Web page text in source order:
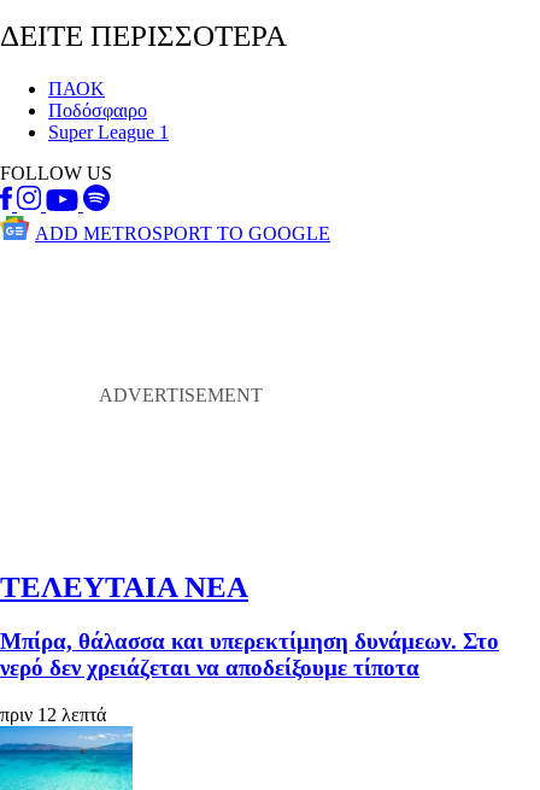
ΔΕΙΤΕ ΠΕΡΙΣΣΟΤΕΡΑ
ΠΑΟΚ
Ποδόσφαιρο
Super League 1
FOLLOW US
ADD METROSPORT TO GOOGLE
ΤΕΛΕΥΤΑΙΑ ΝΕΑ
Μπίρα, θάλασσα και υπερεκτίμηση δυνάμεων. Στο
νερό δεν χρειάζεται να αποδείξουμε τίποτα
πριν 12 λεπτά